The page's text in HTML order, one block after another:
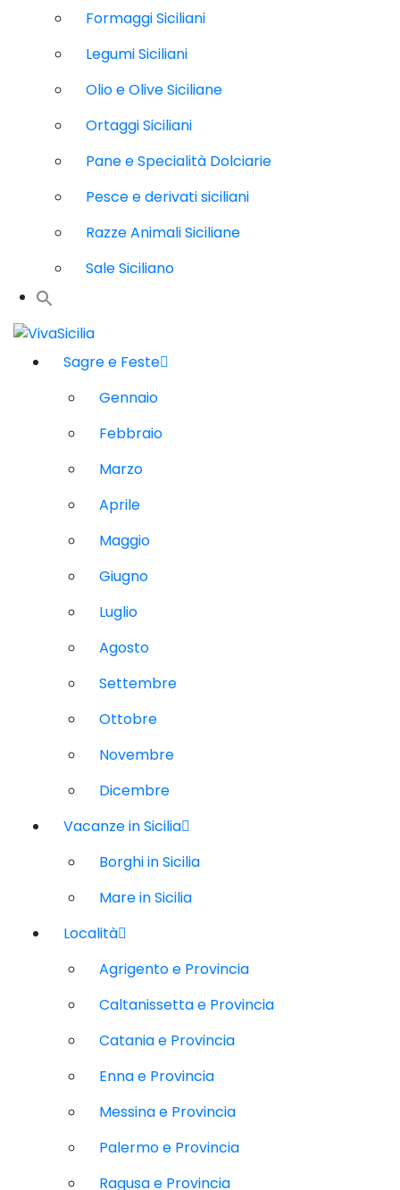
Formaggi Siciliani
Legumi Siciliani
Olio e Olive Siciliane
Ortaggi Siciliani
Pane e Specialità Dolciarie
Pesce e derivati siciliani
Razze Animali Siciliane
Sale Siciliano
Sagre e Feste
Gennaio
Febbraio
Marzo
Aprile
Maggio
Giugno
Luglio
Agosto
Settembre
Ottobre
Novembre
Dicembre
Vacanze in Sicilia
Borghi in Sicilia
Mare in Sicilia
Località
Agrigento e Provincia
Caltanissetta e Provincia
Catania e Provincia
Enna e Provincia
Messina e Provincia
Palermo e Provincia
Ragusa e Provincia